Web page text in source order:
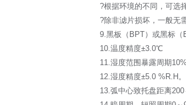
?根据环境的不同，可选
?除非滤片损坏，一般无
9.黑板（BPT）或黑标
10.温度精度±3.0℃
11.湿度范围暴露周期
12.湿度精度±5.0 %R.H。
13.弧中心致托盘距离